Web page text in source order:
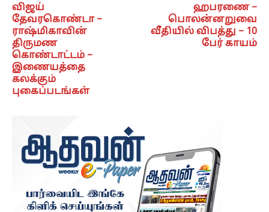
விஜய்
தேவரகொண்டா –
ராஷ்மிகாவின்
திருமண
கொண்டாட்டம் –
இணையத்தை
கலக்கும்
புகைப்படங்கள்
ஹபரணை –
பொலன்னறுவை
வீதியில் விபத்து – 10
பேர் காயம்